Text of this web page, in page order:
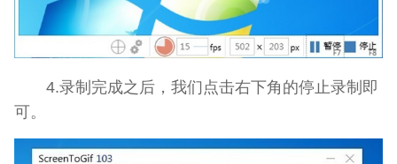
4.录制完成之后，我们点击右下角的停止录制即
可。